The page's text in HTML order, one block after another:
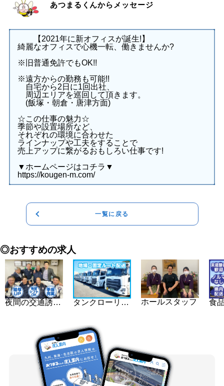
あつまるくんからメッセージ
【2021年に新オフィスが誕生!】
綺麗なオフィスで心機一転、働きませんか?
※旧普通免許でもOK!!
※遠方からの勤務も可能!!
自宅から2日に1回出社、
周辺エリアを巡回して頂きます。
(飯塚・朝倉・唐津方面)
☆この仕事の魅力☆
季節や設置場所など、
それぞれの環境に合わせた
ラインナップや工夫をすることで
売上アップに繋がるおもしろい仕事です!
▼ホームページはコチラ▼
https://kougen-m.com/
一覧に戻る
◎おすすめの求人
夜間の交通誘導スタッフ タンクローリー乗務員 ホールスタッフ